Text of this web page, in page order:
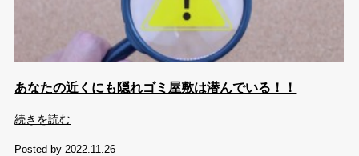
あなたの近くにも隠れゴミ屋敷は潜んでいる！！
続きを読む
Posted by 2022.11.26